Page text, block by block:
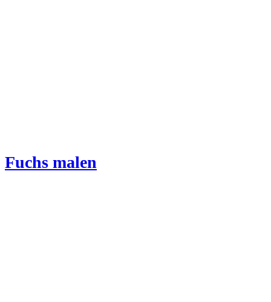
Fuchs malen